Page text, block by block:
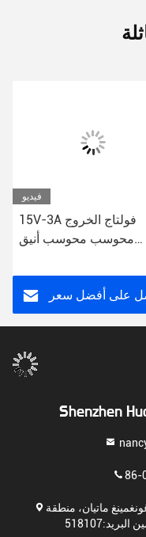
فيديو
15V-3A فولتاج الخروج
محوسب محوسب أنيق
للكمبيوترات المكتبية
على أفضل سعر
Shenzhen
86-
غونغمينغ ماتيان، منطقة